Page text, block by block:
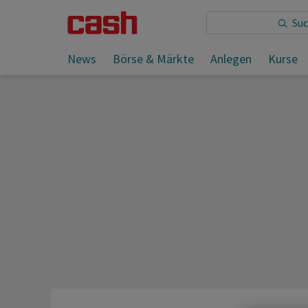
News Börse & Märkte Anlegen Kurse
Sie lesen: